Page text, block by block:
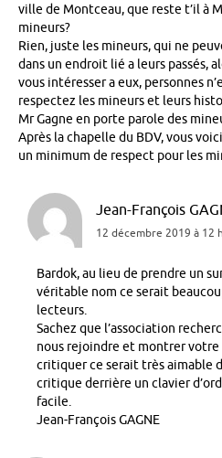
ville de Montceau, que reste t’il à
mineurs?
Rien, juste les mineurs, qui ne
dans un endroit lié a leurs passés,
vous intéresser a eux, personnes
respectez les mineurs et leurs
Mr Gagne en porte parole des
Après la chapelle du BDV, vous
un minimum de respect pour les
Jean-François
12 décembre 2019 à 12
Bardok, au lieu de prendre un
véritable nom ce serait
lecteurs.
Sachez que l’association
nous rejoindre et montrer
critiquer ce serait très aimable
critique derrière un clavier
facile.
Jean-François GAGNE